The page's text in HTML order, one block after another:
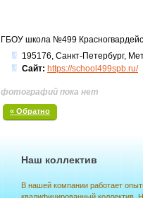
ГБОУ школа №499
195176, Санкт-Петербург,
Сайт: https://school499spb.ru/
фотографий пока нет
« Обратно
Наш коллектив
В нашей компании работает